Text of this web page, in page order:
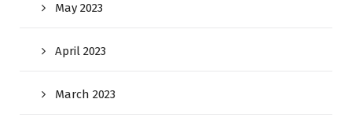
May 2023
April 2023
March 2023